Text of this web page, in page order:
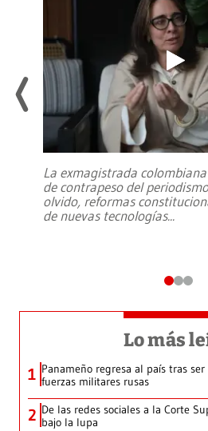
La exmagistrada
de contrapeso del
olvido, reformas
de nuevas tecnologías...
Lo más
1 Panameño regresa al país tras
fuerzas militares rusas
2 De las redes sociales a la Corte
bajo la lupa